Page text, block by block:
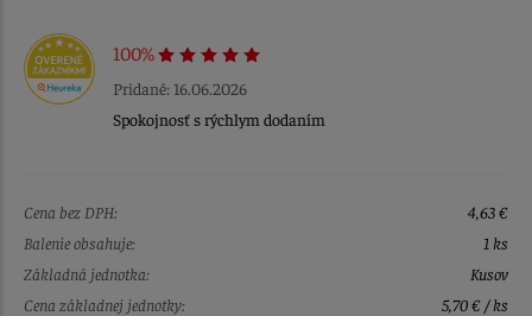
100%
Pridané: 16.06.2026
Spokojnosť s rýchlym dodaním
Cena bez DPH:
4,63 €
Balenie obsahuje:
1 ks
Základná jednotka:
Kusov
Cena základnej jednotky:
5,70 € / ks